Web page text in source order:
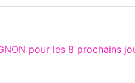
pour les 8 prochains